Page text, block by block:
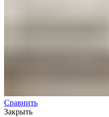
Сравнить
Закрыть